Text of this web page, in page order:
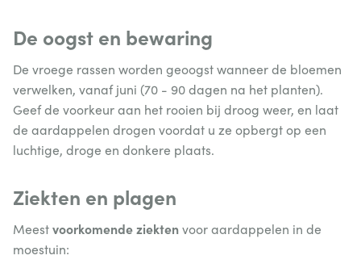
De oogst en bewaring
De vroege rassen worden geoogst wanneer de bloemen
verwelken, vanaf juni (70 - 90 dagen na het planten).
Geef de voorkeur aan het rooien bij droog weer, en laat
de aardappelen drogen voordat u ze opbergt op een
luchtige, droge en donkere plaats.
Ziekten en plagen
Meestvoorkomende ziektenvoor aardappelen in de
moestuin: